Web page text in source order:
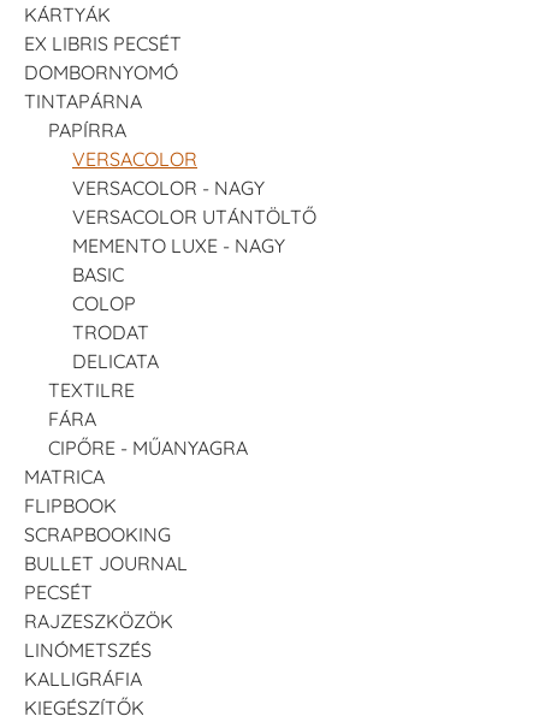
KÁRTYÁK
EX LIBRIS PECSÉT
DOMBORNYOMÓ
TINTAPÁRNA
PAPÍRRA
VERSACOLOR
VERSACOLOR - NAGY
VERSACOLOR UTÁNTÖLTŐ
MEMENTO LUXE - NAGY
BASIC
COLOP
TRODAT
DELICATA
TEXTILRE
FÁRA
CIPŐRE - MŰANYAGRA
MATRICA
FLIPBOOK
SCRAPBOOKING
BULLET JOURNAL
PECSÉT
RAJZESZKÖZÖK
LINÓMETSZÉS
KALLIGRÁFIA
KIEGÉSZÍTŐK